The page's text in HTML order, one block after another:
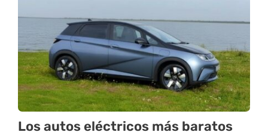
Los autos eléctricos más baratos